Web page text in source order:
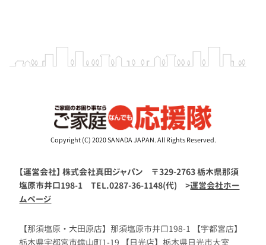
Copyright (C) 2020 SANADA JAPAN. All Rights Reserved.
【運営会社】 株式会社真田ジャパン 〒329-2763 栃木県那須
塩原市井口198-1 TEL.0287-36-1148(代) >運営会社ホー
ムページ
【那須塩原・大田原店】那須塩原市井口198-1 【宇都宮店】
栃木県宇都宮市鐺山町1-19 【日光店】栃木県日光市大室